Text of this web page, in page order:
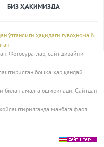
БИЗ ҲАҚИМИЗДА
ўтганлиги ҳақидаги гувоҳнома №
Фотосуратлар, сайт дизайни
бошқа ҳар қандай
билан амалга оширилади. Сайтдан
манбага фаол